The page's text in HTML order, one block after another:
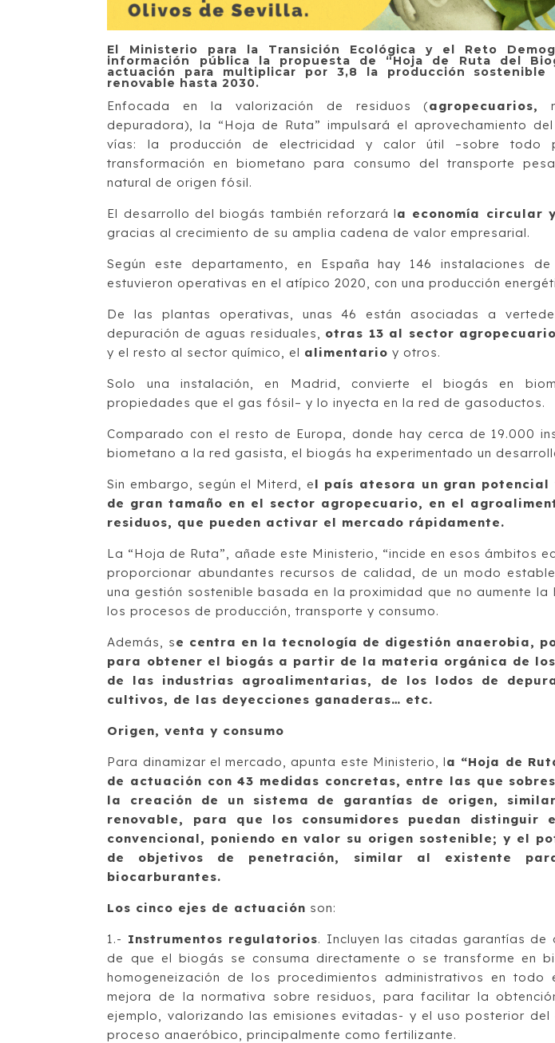
El Ministerio para la Transición Ecológica y el Reto
información pública la propuesta de “Hoja de Ruta del
actuación para multiplicar por 3,8 la producción
renovable hasta 2030.
Enfocada en la valorización de residuos (agropecuarios,
depuradora), la “Hoja de Ruta” impulsará el aprovechamiento
vías: la producción de electricidad y calor útil –sobre todo
transformación en biometano para consumo del transporte
natural de origen fósil.
El desarrollo del biogás también reforzará la economía circular
gracias al crecimiento de su amplia cadena de valor empresarial.
Según este departamento, en España hay 146 instalaciones
estuvieron operativas en el atípico 2020, con una producción
De las plantas operativas, unas 46 están asociadas a
depuración de aguas residuales, otras 13 al sector
y el resto al sector químico, el alimentario y otros.
Solo una instalación, en Madrid, convierte el biogás en
propiedades que el gas fósil– y lo inyecta en la red de gasoductos.
Comparado con el resto de Europa, donde hay cerca de 19.000
biometano a la red gasista, el biogás ha experimentado un
Sin embargo, según el Miterd, el país atesora un gran potencial
de gran tamaño en el sector agropecuario, en el
residuos, que pueden activar el mercado rápidamente.
La “Hoja de Ruta”, añade este Ministerio, “incide en esos ámbitos
proporcionar abundantes recursos de calidad, de un modo
una gestión sostenible basada en la proximidad que no aumente la
los procesos de producción, transporte y consumo.
Además, se centra en la tecnología de digestión anaerobia,
para obtener el biogás a partir de la materia orgánica de
de las industrias agroalimentarias, de los lodos de
cultivos, de las deyecciones ganaderas… etc.
Origen, venta y consumo
Para dinamizar el mercado, apunta este Ministerio, la “Hoja de
de actuación con 43 medidas concretas, entre las que
la creación de un sistema de garantías de origen,
renovable, para que los consumidores puedan
convencional, poniendo en valor su origen sostenible; y el
de objetivos de penetración, similar al existente
biocarburantes.
Los cinco ejes de actuación son:
1.- Instrumentos regulatorios. Incluyen las citadas garantías de
de que el biogás se consuma directamente o se transforme en
homogeneización de los procedimientos administrativos en
mejora de la normativa sobre residuos, para facilitar la
ejemplo, valorizando las emisiones evitadas- y el uso posterior
proceso anaeróbico, principalmente como fertilizante.